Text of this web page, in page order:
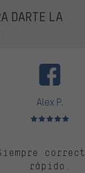
DARTE LA
Alex P.
Valoración
rápido.